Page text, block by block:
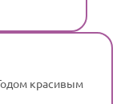
красивым